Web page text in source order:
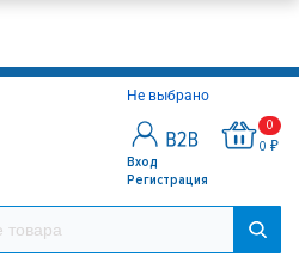
Не выбрано
Вход
Регистрация
0
0 ₽